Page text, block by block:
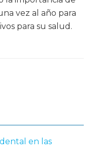
vez al año para
para su salud.
en las